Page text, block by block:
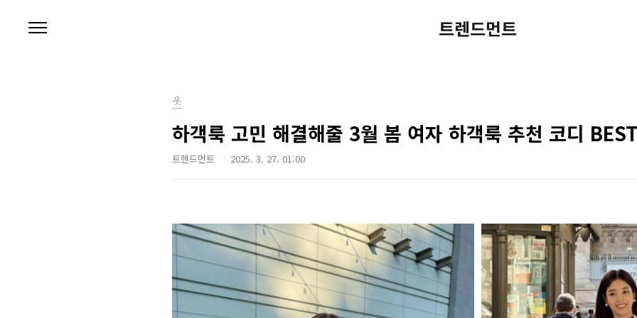
트렌드먼트
옷
하객룩 고민 해결해줄 3월 봄 여자 하객룩 추천 코디
트렌드먼트 2025. 3. 27. 01:00